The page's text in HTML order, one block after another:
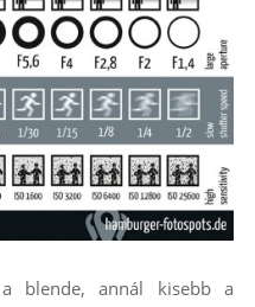
blende, annál kisebb a